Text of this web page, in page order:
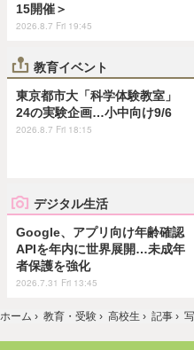
15開催＞
2026.8.7 Fri 19:45
教育イベント
東京都市大「科学体験教室」
24の実験企画…小中向け9/6
2026.8.7 Fri 18:15
デジタル生活
Google、アプリ向け年齢確認
APIを年内に世界展開…未成年
者保護を強化
2026.7.31 Fri 13:45
ホーム › 教育・受験 › 高校生 › 記事 ›